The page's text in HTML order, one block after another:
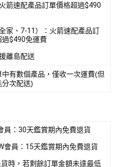
箭速配產品訂單價格超過$490
家、7-11）：火箭速配產品訂
過$490免運費
離島配送
中有數個產品，僅收一次運費(但
分次配送)
員：30天鑑賞期內免費退貨
會員：15天鑑賞期內免費退貨
時，若剩餘訂單金額未達最低